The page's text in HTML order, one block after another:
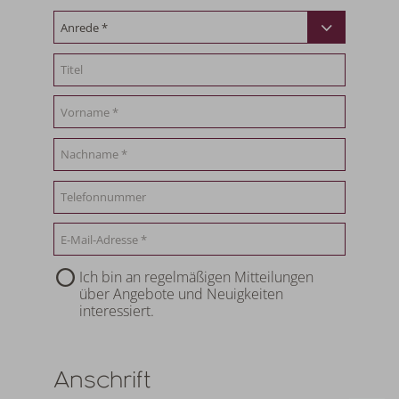
Ich bin an regelmäßigen Mitteilungen
über Angebote und Neuigkeiten
interessiert.
Anschrift